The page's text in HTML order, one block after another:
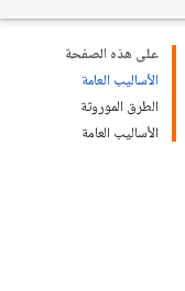
على هذه الصفحة
الأساليب العامة
الطرق الموروثة
الأساليب العامة